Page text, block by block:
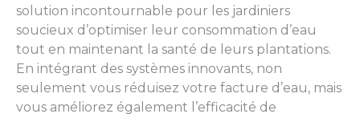
solution incontournable pour les jardiniers
soucieux d’optimiser leur consommation d’eau
tout en maintenant la santé de leurs plantations.
En intégrant des systèmes innovants, non
seulement vous réduisez votre facture d’eau, mais
vous améliorez également l’efficacité de